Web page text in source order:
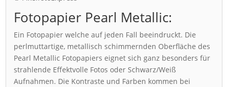
Fotopapier Pearl Metallic:
Ein Fotopapier welche auf jeden Fall beeindruckt. Die
perlmuttartige, metallisch schimmernden Oberfläche des
Pearl Metallic Fotopapiers eignet sich ganz besonders für
strahlende Effektvolle Fotos oder Schwarz/Weiß
Aufnahmen. Die Kontraste und Farben kommen bei